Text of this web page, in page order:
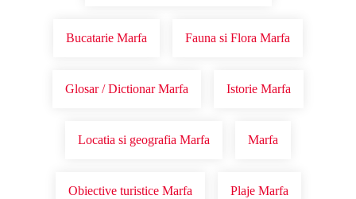
Bucatarie Marfa Fauna si Flora Marfa
Glosar / Dictionar Marfa Istorie Marfa
Locatia si geografia Marfa Marfa
Obiective turistice Marfa Plaje Marfa